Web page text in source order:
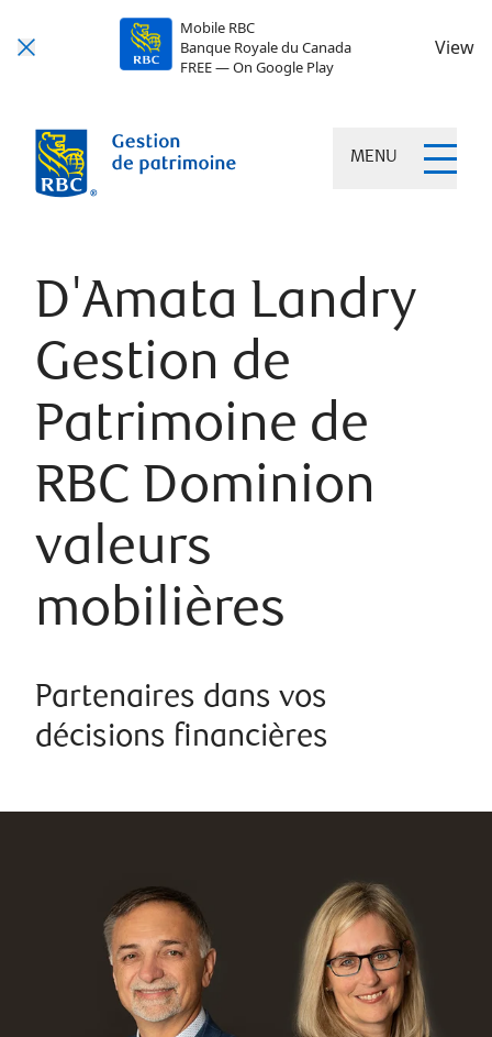
Mobile RBC
Banque Royale du Canada
FREE — On Google Play
View
MENU
D'Amata Landry
Gestion de
Patrimoine de
RBC Dominion
valeurs
mobilières
Partenaires dans vos
décisions financières